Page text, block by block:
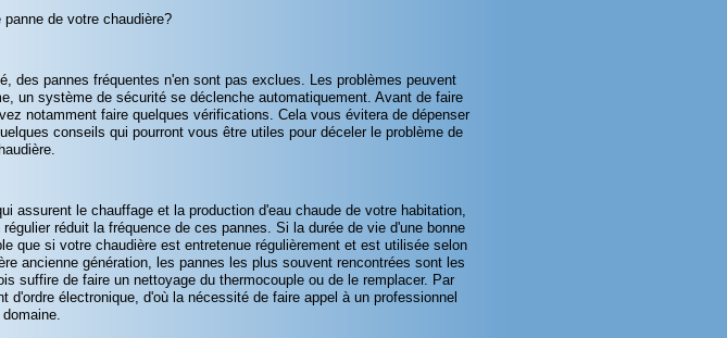
de votre chaudière?
des pannes fréquentes n'en sont pas exclues. Les problèmes peuvent
un système de sécurité se déclenche automatiquement. Avant de faire
notamment faire quelques vérifications. Cela vous évitera de dépenser
conseils qui pourront vous être utiles pour déceler le problème de
assurent le chauffage et la production d'eau chaude de votre habitation,
réduit la fréquence de ces pannes. Si la durée de vie d'une bonne
que si votre chaudière est entretenue régulièrement et est utilisée selon
ancienne génération, les pannes les plus souvent rencontrées sont les
suffire de faire un nettoyage du thermocouple ou de le remplacer. Par
électronique, d'où la nécessité de faire appel à un professionnel